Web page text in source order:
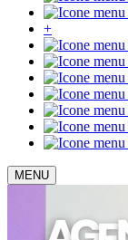
+
MENU